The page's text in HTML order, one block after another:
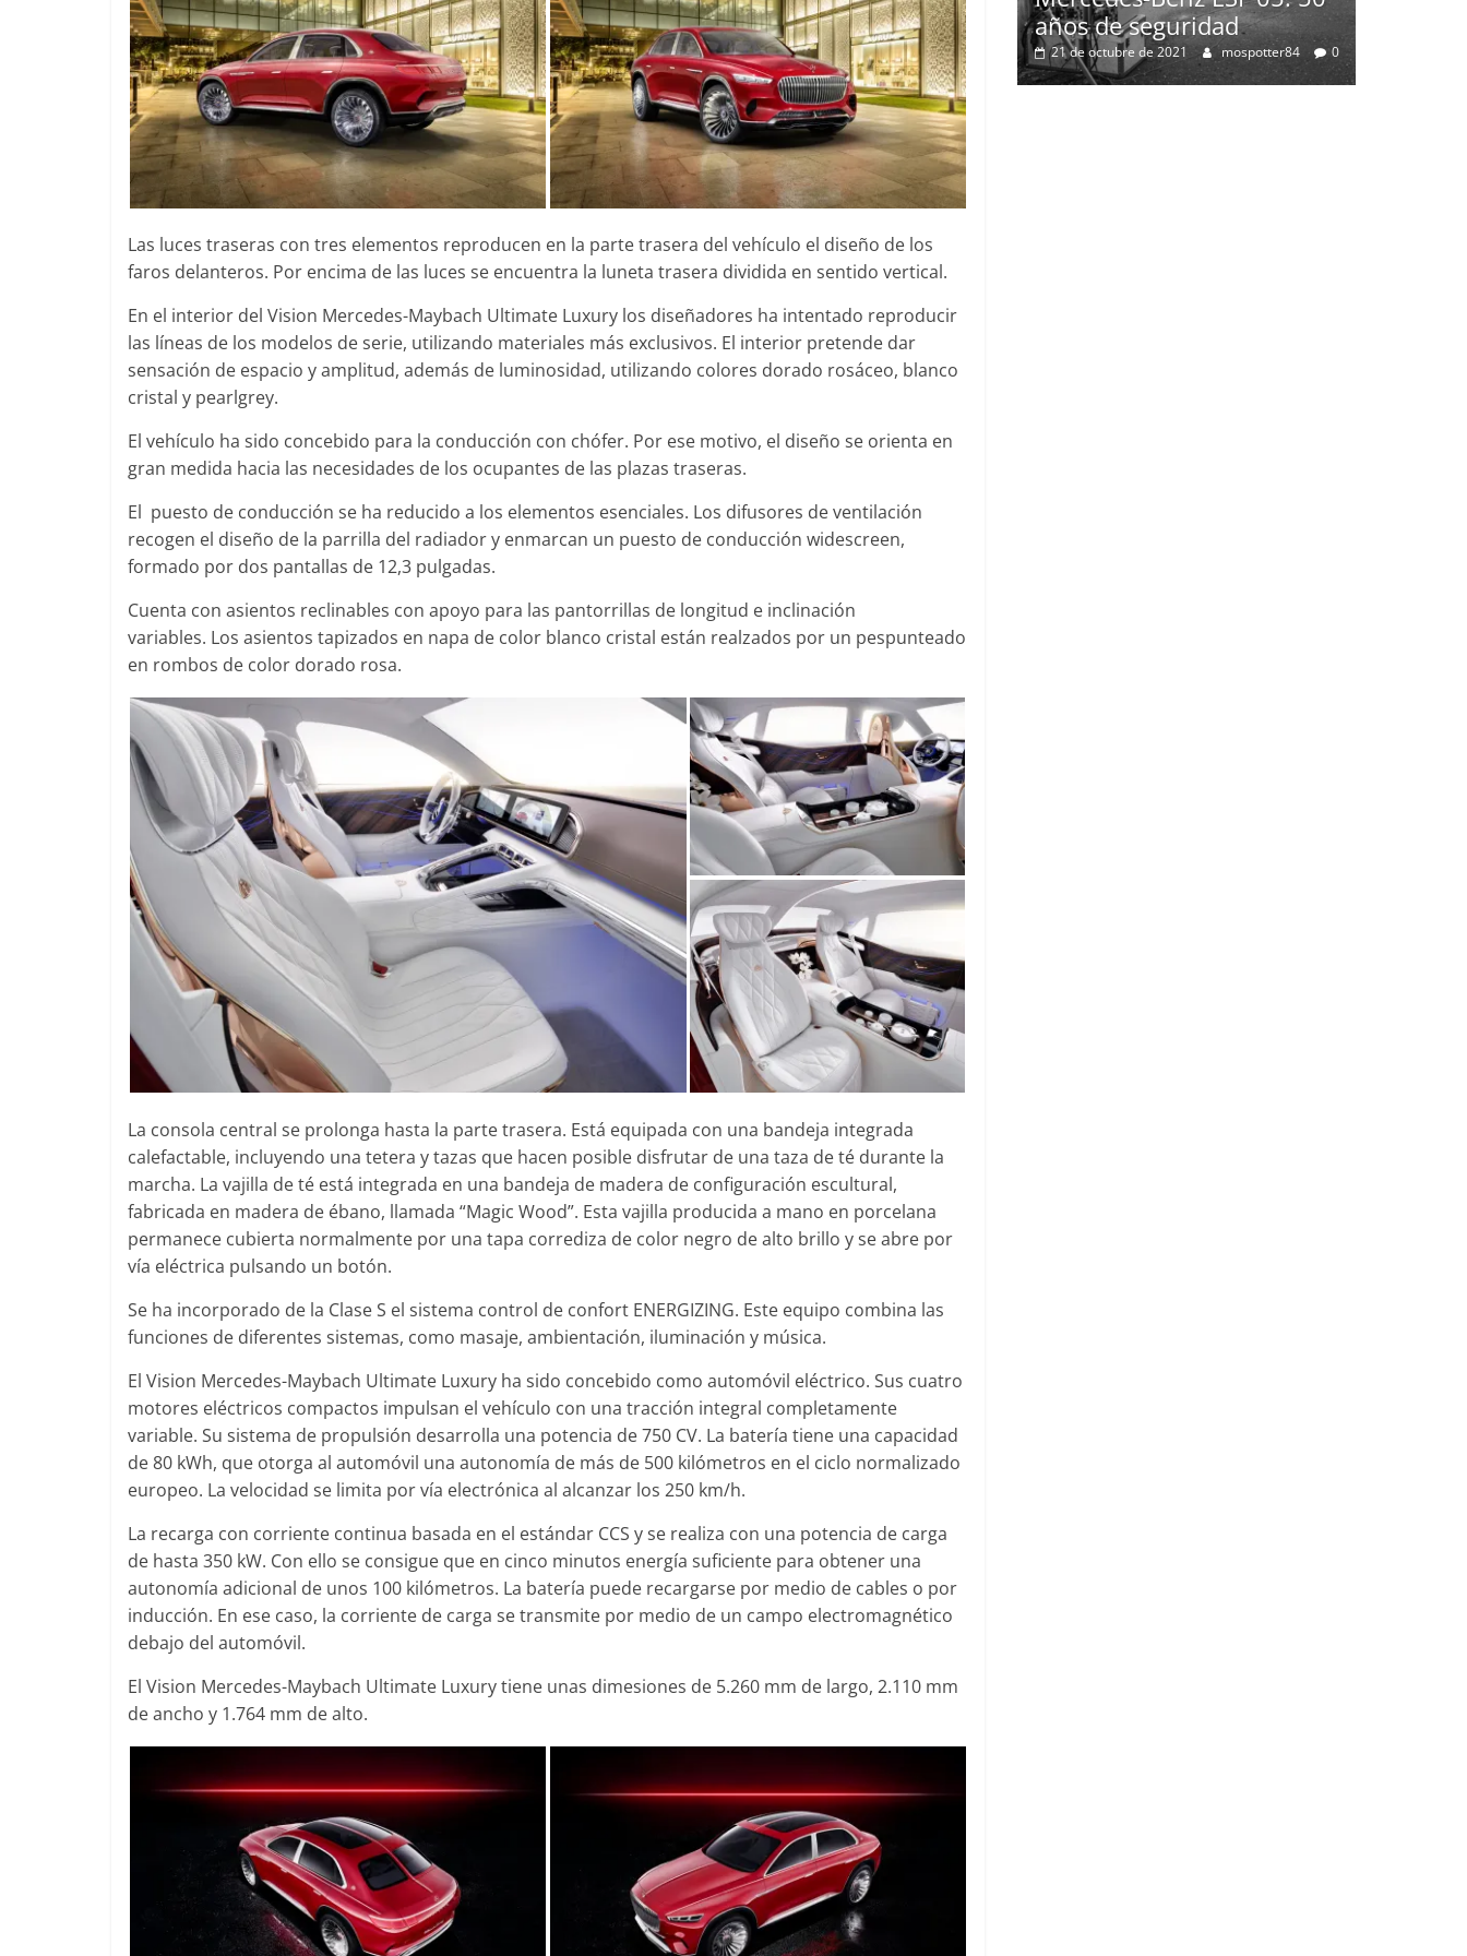
Las luces traseras con tres elementos reproducen en la parte trasera del vehículo el diseño de los
faros delanteros. Por encima de las luces se encuentra la luneta trasera dividida en sentido vertical.
En el interior del Vision Mercedes-Maybach Ultimate Luxury los diseñadores ha intentado reproducir
las líneas de los modelos de serie, utilizando materiales más exclusivos. El interior pretende dar
sensación de espacio y amplitud, además de luminosidad, utilizando colores dorado rosáceo, blanco
cristal y pearlgrey.
El vehículo ha sido concebido para la conducción con chófer. Por ese motivo, el diseño se orienta en
gran medida hacia las necesidades de los ocupantes de las plazas traseras.
El puesto de conducción se ha reducido a los elementos esenciales. Los difusores de ventilación
recogen el diseño de la parrilla del radiador y enmarcan un puesto de conducción widescreen,
formado por dos pantallas de 12,3 pulgadas.
Cuenta con asientos reclinables con apoyo para las pantorrillas de longitud e inclinación
variables. Los asientos tapizados en napa de color blanco cristal están realzados por un pespunteado
en rombos de color dorado rosa.
La consola central se prolonga hasta la parte trasera. Está equipada con una bandeja integrada
calefactable, incluyendo una tetera y tazas que hacen posible disfrutar de una taza de té durante la
marcha. La vajilla de té está integrada en una bandeja de madera de configuración escultural,
fabricada en madera de ébano, llamada “Magic Wood”. Esta vajilla producida a mano en porcelana
permanece cubierta normalmente por una tapa corrediza de color negro de alto brillo y se abre por
vía eléctrica pulsando un botón.
Se ha incorporado de la Clase S el sistema control de confort ENERGIZING. Este equipo combina las
funciones de diferentes sistemas, como masaje, ambientación, iluminación y música.
El Vision Mercedes-Maybach Ultimate Luxury ha sido concebido como automóvil eléctrico. Sus cuatro
motores eléctricos compactos impulsan el vehículo con una tracción integral completamente
variable. Su sistema de propulsión desarrolla una potencia de 750 CV. La batería tiene una capacidad
de 80 kWh, que otorga al automóvil una autonomía de más de 500 kilómetros en el ciclo normalizado
europeo. La velocidad se limita por vía electrónica al alcanzar los 250 km/h.
La recarga con corriente continua basada en el estándar CCS y se realiza con una potencia de carga
de hasta 350 kW. Con ello se consigue que en cinco minutos energía suficiente para obtener una
autonomía adicional de unos 100 kilómetros. La batería puede recargarse por medio de cables o por
inducción. En ese caso, la corriente de carga se transmite por medio de un campo electromagnético
debajo del automóvil.
El Vision Mercedes-Maybach Ultimate Luxury tiene unas dimesiones de 5.260 mm de largo, 2.110 mm
de ancho y 1.764 mm de alto.
31 de mayo de 2022 mospotter84 0
Seguridad
Mercedes-Benz ESF 05: 50
años de seguridad
21 de octubre de 2021 mospotter84